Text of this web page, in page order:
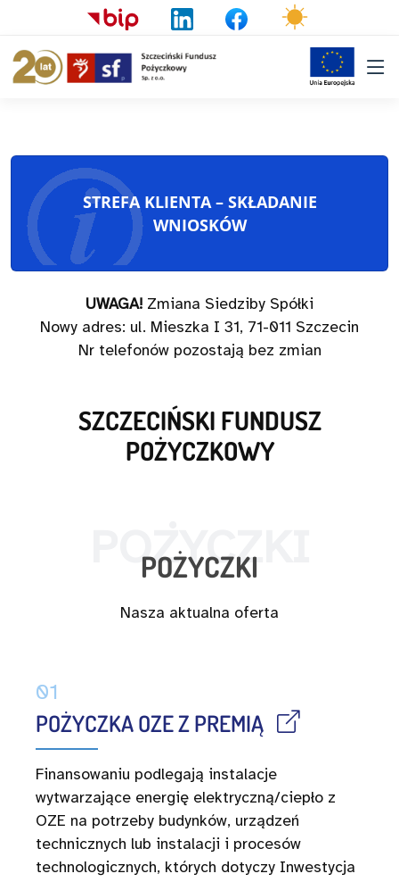
STREFA KLIENTA – SKŁADANIE
WNIOSKÓW
UWAGA! Zmiana Siedziby Spółki
Nowy adres: ul. Mieszka I 31, 71-011 Szczecin
Nr telefonów pozostają bez zmian
SZCZECIŃSKI FUNDUSZ
POŻYCZKOWY
POŻYCZKI
POŻYCZKI
Nasza aktualna oferta
01
POŻYCZKA OZE Z PREMIĄ
Finansowaniu podlegają instalacje
wytwarzające energię elektryczną/ciepło z
OZE na potrzeby budynków, urządzeń
technicznych lub instalacji i procesów
technologicznych, których dotyczy Inwestycja